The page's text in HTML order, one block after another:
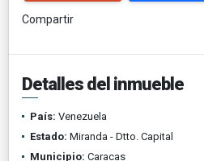
Compartir
Detalles del inmueble
País: Venezuela
Estado: Miranda - Dtto. Capital
Municipio: Caracas